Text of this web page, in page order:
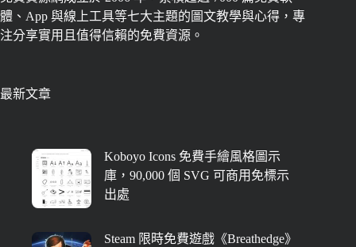
體、App 與線上工具等七大主題的圖文教學與心得，專
注分享實用且值得信賴的免費資源。
最新文章
Koboyo Icons 免費手繪風格圖示
庫，90,000 個 SVG 可商用免標示
出處
Steam 限時免費遊戲《Breathedge》